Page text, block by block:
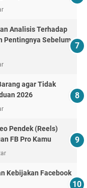
Analisis Terhadap
Pentingnya Sebelum
agar Tidak
2026
Pendek (Reels)
FB Pro Kamu
Kebijakan Facebook